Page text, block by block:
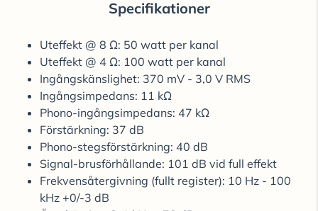
Specifikationer
Uteffekt @ 8 Ω: 50 watt per kanal
Uteffekt @ 4 Ω: 100 watt per kanal
Ingångskänslighet: 370 mV - 3,0 V RMS
Ingångsimpedans: 11 kΩ
Phono-ingångsimpedans: 47 kΩ
Förstärkning: 37 dB
Phono-stegsförstärkning: 40 dB
Signal-brusförhållande: 101 dB vid full effekt
Frekvensåtergivning (fullt register): 10 Hz - 100
kHz +0/-3 dB